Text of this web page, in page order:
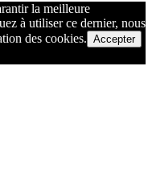
la meilleure
à utiliser ce dernier, nous
des cookies. Accepter